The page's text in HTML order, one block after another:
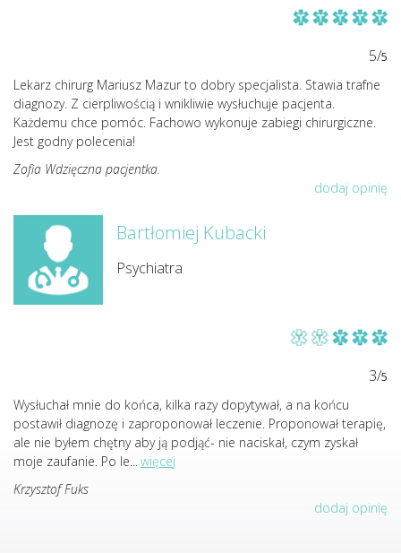
5/5
Lekarz chirurg Mariusz Mazur to dobry specjalista. Stawia trafne
diagnozy. Z cierpliwością i wnikliwie wysłuchuje pacjenta.
Każdemu chce pomóc. Fachowo wykonuje zabiegi chirurgiczne.
Jest godny polecenia!
Zofia Wdzięczna pacjentka.
dodaj opinię
Bartłomiej Kubacki
Psychiatra
3/5
Wysłuchał mnie do końca, kilka razy dopytywał, a na końcu
postawił diagnozę i zaproponował leczenie. Proponował terapię,
ale nie byłem chętny aby ją podjąć- nie naciskał, czym zyskał
moje zaufanie. Po le...więcej
Krzysztof Fuks
dodaj opinię